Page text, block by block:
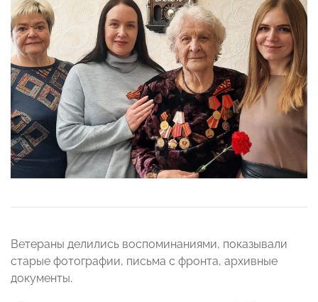
Ветераны делились воспоминаниями, показывали
старые фотографии, письма с фронта, архивные
документы.